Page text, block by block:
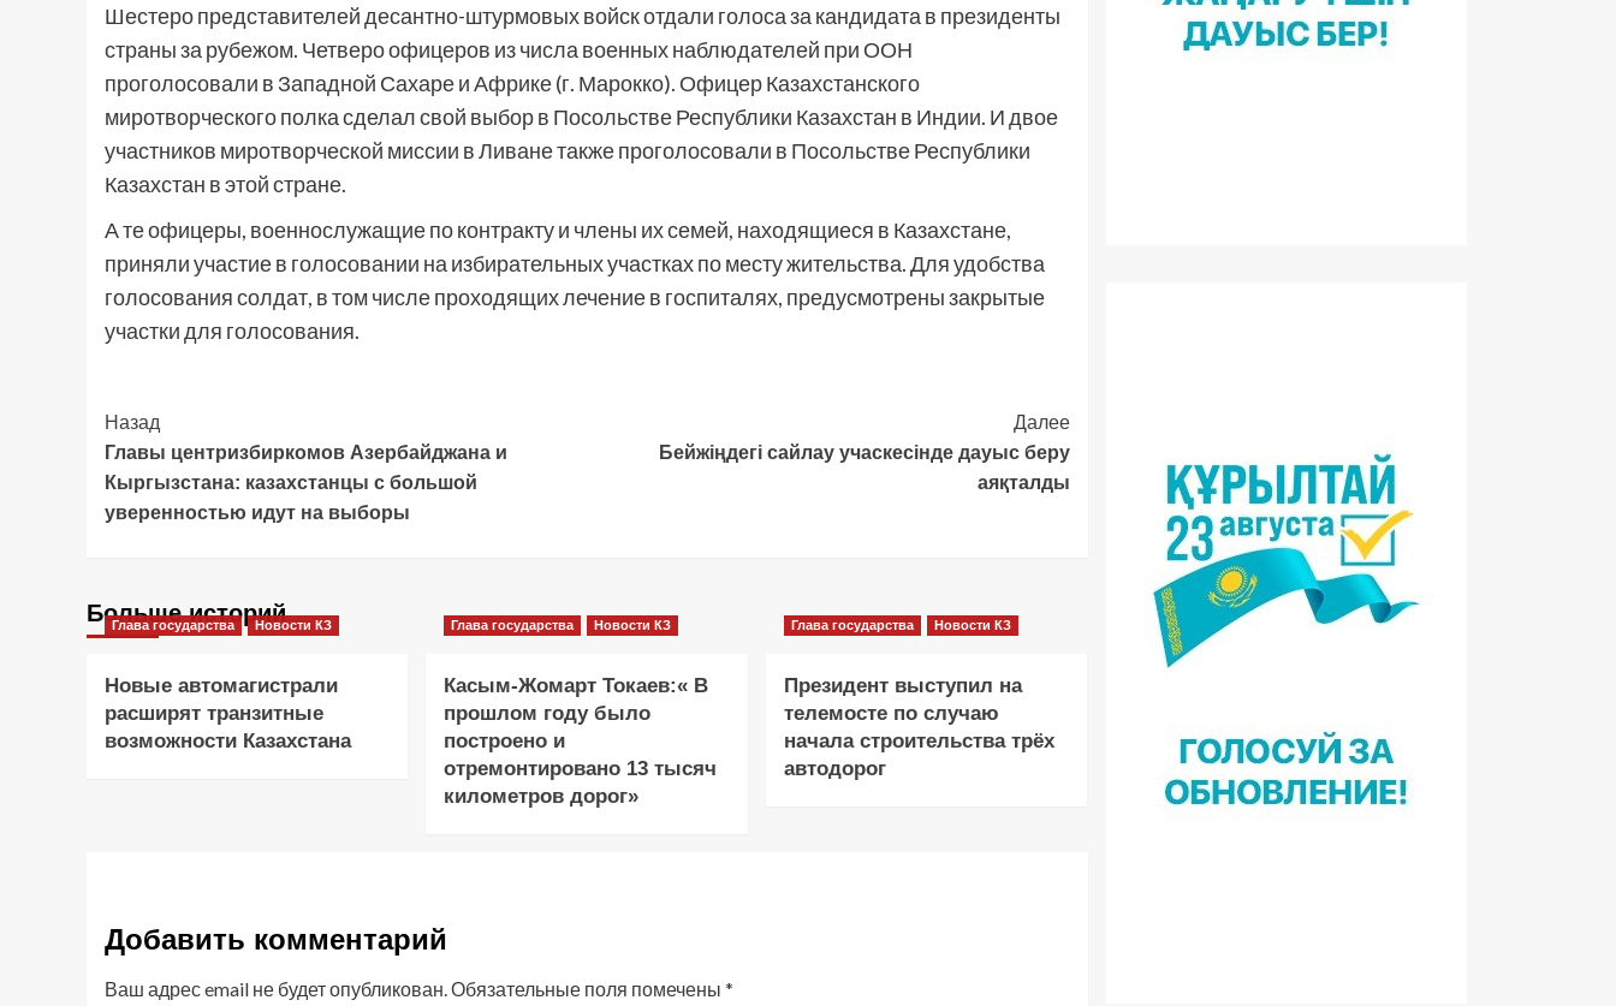
Шестеро представителей десантно-штурмовых войск отдали голоса за кандидата в президенты
страны за рубежом. Четверо офицеров из числа военных наблюдателей при ООН
проголосовали в Западной Сахаре и Африке (г. Марокко). Офицер Казахстанского
миротворческого полка сделал свой выбор в Посольстве Республики Казахстан в Индии. И двое
участников миротворческой миссии в Ливане также проголосовали в Посольстве Республики
Казахстан в этой стране.
А те офицеры, военнослужащие по контракту и члены их семей, находящиеся в Казахстане,
приняли участие в голосовании на избирательных участках по месту жительства. Для удобства
голосования солдат, в том числе проходящих лечение в госпиталях, предусмотрены закрытые
участки для голосования.
Post
Navigation
Назад
Главы центризбиркомов Азербайджана и
Кыргызстана: казахстанцы с большой
уверенностью идут на выборы
Далее
Бейжіңдегі сайлау учаскесінде дауыс беру
аяқталды
Больше историй
Глава государства Новости КЗ
Новые автомагистрали
расширят транзитные
возможности Казахстана
Глава государства Новости КЗ
Касым-Жомарт Токаев:« В
прошлом году было
построено и
отремонтировано 13 тысяч
километров дорог»
Глава государства Новости КЗ
Президент выступил на
телемосте по случаю
начала строительства трёх
автодорог
Добавить комментарий
Ваш адрес email не будет опубликован.Обязательные поля помечены *